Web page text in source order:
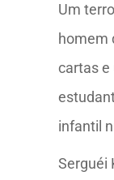
Um
homem
cartas e
infantil
Serguéi